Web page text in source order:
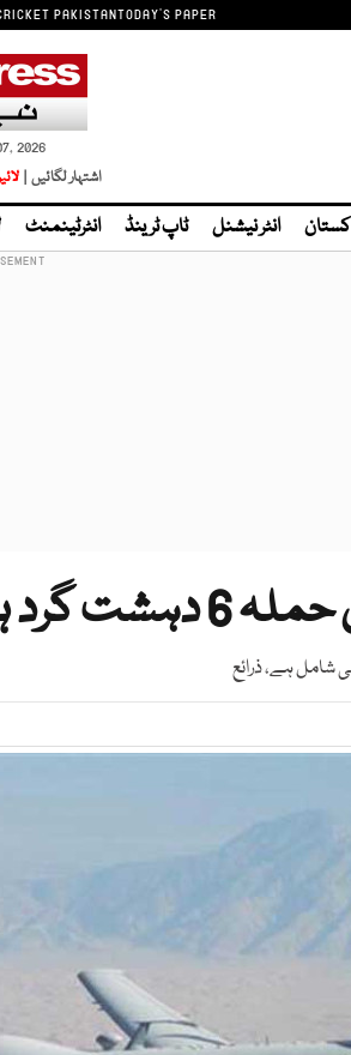
PAKISTANTODAY'S PAPER
2026
اشتہار لگائیں |
انٹر نیشنل ٹاپ ٹرینڈ انٹرٹینمنٹ
گرد ہلاک
شامل ہے، ذرائع